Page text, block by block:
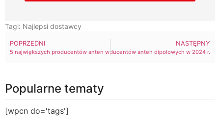
Tagi: Najlepsi dostawcy
NASTĘPNY
5 największych producentów anten dipolowych w 2024 r.
POPRZEDNI
5 największych producentów anten w RPA w 2024 r.
Popularne tematy
[wpcn do='tags']